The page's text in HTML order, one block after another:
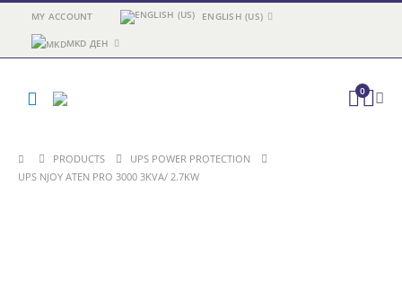
MY ACCOUNT ENGLISH (US)
MKD ДЕН
0
PRODUCTS
UPS POWER PROTECTION
UPS NJOY ATEN PRO 3000 3KVA/ 2.7KW